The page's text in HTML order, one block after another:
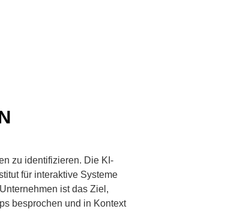
zu identifizieren. Die KI-
für interaktive Systeme
ist das Ziel,
besprochen und in Kontext